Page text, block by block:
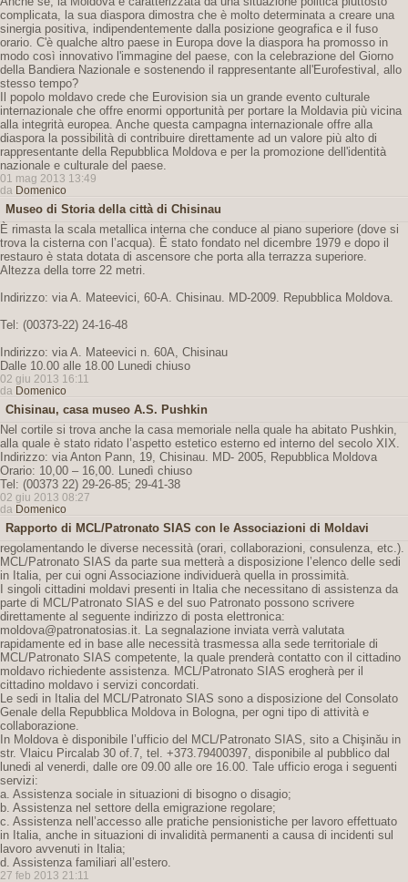
complicata, la sua diaspora dimostra che è molto determinata a creare una
sinergia positiva, indipendentemente dalla posizione geografica e il fuso
orario. C'è qualche altro paese in Europa dove la diaspora ha promosso in
modo così innovativo l'immagine del paese, con la celebrazione del Giorno
della Bandiera Nazionale e sostenendo il rappresentante all'Eurofestival, allo
stesso tempo?
Il popolo moldavo crede che Eurovision sia un grande evento culturale
internazionale che offre enormi opportunità per portare la Moldavia più vicina
alla integrità europea. Anche questa campagna internazionale offre alla
diaspora la possibilità di contribuire direttamente ad un valore più alto di
rappresentante della Repubblica Moldova e per la promozione dell'identità
nazionale e culturale del paese.
01 mag 2013 13:49
da Domenico
Museo di Storia della città di Chisinau
È rimasta la scala metallica interna che conduce al piano superiore (dove si
trova la cisterna con l’acqua). È stato fondato nel dicembre 1979 e dopo il
restauro è stata dotata di ascensore che porta alla terrazza superiore.
Altezza della torre 22 metri.
Indirizzo: via A. Mateevici, 60-A. Chisinau. MD-2009. Repubblica Moldova.
Tel: (00373-22) 24-16-48
Indirizzo: via A. Mateevici n. 60A, Chisinau
Dalle 10.00 alle 18.00 Lunedi chiuso
02 giu 2013 16:11
da Domenico
Chisinau, casa museo A.S. Pushkin
Nel cortile si trova anche la casa memoriale nella quale ha abitato Pushkin,
alla quale è stato ridato l’aspetto estetico esterno ed interno del secolo XIX.
Indirizzo: via Anton Pann, 19, Chisinau. MD- 2005, Repubblica Moldova
Orario: 10,00 – 16,00. Lunedì chiuso
Tel: (00373 22) 29-26-85; 29-41-38
02 giu 2013 08:27
da Domenico
Rapporto di MCL/Patronato SIAS con le Associazioni di Moldavi
regolamentando le diverse necessità (orari, collaborazioni, consulenza, etc.).
MCL/Patronato SIAS da parte sua metterà a disposizione l’elenco delle sedi
in Italia, per cui ogni Associazione individuerà quella in prossimità.
I singoli cittadini moldavi presenti in Italia che necessitano di assistenza da
parte di MCL/Patronato SIAS e del suo Patronato possono scrivere
direttamente al seguente indirizzo di posta elettronica:
moldova@patronatosias.it. La segnalazione inviata verrà valutata
rapidamente ed in base alle necessità trasmessa alla sede territoriale di
MCL/Patronato SIAS competente, la quale prenderà contatto con il cittadino
moldavo richiedente assistenza. MCL/Patronato SIAS erogherà per il
cittadino moldavo i servizi concordati.
Le sedi in Italia del MCL/Patronato SIAS sono a disposizione del Consolato
Genale della Repubblica Moldova in Bologna, per ogni tipo di attività e
collaborazione.
In Moldova è disponibile l’ufficio del MCL/Patronato SIAS, sito a Chişinău in
str. Vlaicu Pircalab 30 of.7, tel. +373.79400397, disponibile al pubblico dal
lunedi al venerdi, dalle ore 09.00 alle ore 16.00. Tale ufficio eroga i seguenti
servizi:
a. Assistenza sociale in situazioni di bisogno o disagio;
b. Assistenza nel settore della emigrazione regolare;
c. Assistenza nell’accesso alle pratiche pensionistiche per lavoro effettuato
in Italia, anche in situazioni di invalidità permanenti a causa di incidenti sul
lavoro avvenuti in Italia;
d. Assistenza familiari all’estero.
27 feb 2013 21:11